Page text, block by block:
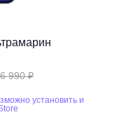
990 ₽
установить и